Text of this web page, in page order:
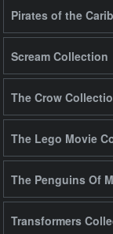
Pirates of the
Scream Collection
The Crow
The Lego Movie
The Penguins Of
Transformers